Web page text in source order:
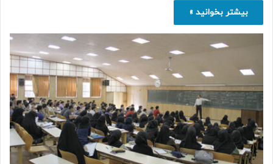
بیشتر بخوانید »